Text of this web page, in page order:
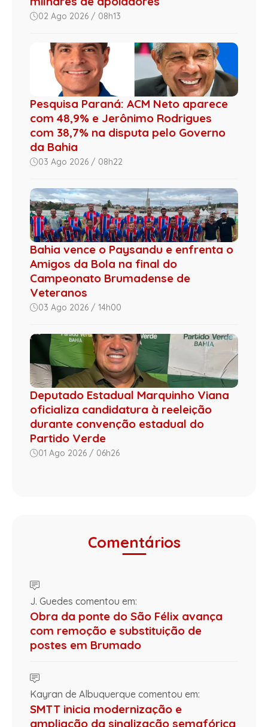
02 Ago 2026 / 08h13
Pesquisa Paraná: ACM Neto aparece
com 48,9% e Jerônimo Rodrigues
com 38,7% na disputa pelo Governo
da Bahia
03 Ago 2026 / 08h22
Bahia vence o Paysandu e enfrenta o
Amigos da Bola na final do
Campeonato Brumadense de
Veteranos
03 Ago 2026 / 14h00
Deputado Estadual Marquinho Viana
oficializa candidatura à reeleição
durante convenção estadual do
Partido Verde
01 Ago 2026 / 06h26
Comentários
J. Guedes comentou em:
Obra da ponte do São Félix avança
com remoção e substituição de
postes em Brumado
Kayran de Albuquerque comentou em:
SMTT inicia modernização e
ampliação da sinalização semafórica